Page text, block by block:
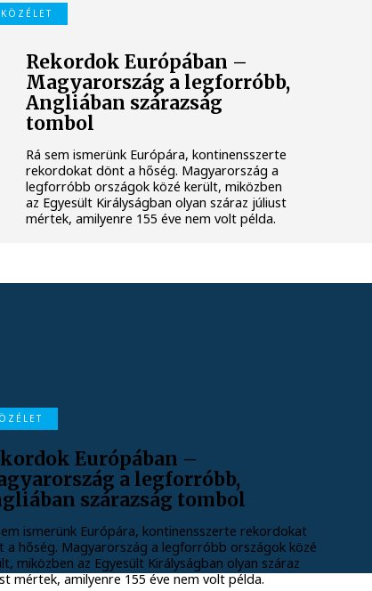
KÖZÉLET
Rekordok Európában –
Magyarország a legforróbb,
Angliában szárazság
tombol
Rá sem ismerünk Európára, kontinensszerte
rekordokat dönt a hőség. Magyarország a
legforróbb országok közé került, miközben
az Egyesült Királyságban olyan száraz júliust
mértek, amilyenre 155 éve nem volt példa.
Európában –
a legforróbb,
szárazság tombol
ismerünk Európára, kontinensszerte rekordokat
a hőség. Magyarország a legforróbb országok közé
miközben az Egyesült Királyságban olyan száraz
mértek, amilyenre 155 éve nem volt példa.